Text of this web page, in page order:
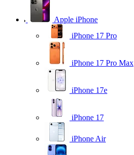
Apple iPhone
iPhone 17 Pro
iPhone 17 Pro Max
iPhone 17e
iPhone 17
iPhone Air